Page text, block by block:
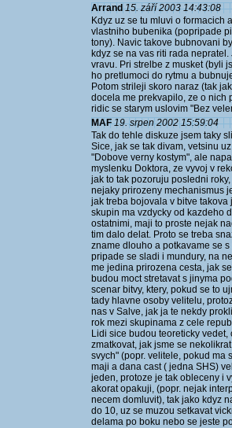
Arrand 15. září 2003 14:43:08
Kdyz uz se tu mluvi o formacich
vlastniho bubenika (popripade
tony). Navic takove bubnovani
kdyz se na vas riti rada
vravu. Pri strelbe z musket (byli
ho pretlumoci do rytmu a
Potom strileji skoro naraz (tak
docela me prekvapilo, ze o nich
ridic se starym uslovim "Bez
MAF 19. srpen 2002 15:59:04
Tak do tehle diskuze jsem taky
Sice, jak se tak divam, vetsinu
"Dobove verny kostym", ale
myslenku Doktora, ze vyvoj v
jak to tak pozoruju posledni
nejaky prirozeny mechanismus
jak treba bojovala v bitve takova
skupin ma vzdycky od kazdeho
ostatnimi, maji to proste nejak
tim dalo delat. Proto se treba
zname dlouho a potkavame se
pripade se sladi i mundury, na
me jedina prirozena cesta, jak
budou moct stretavat s jinyma
scenar bitvy, ktery, pokud se to
tady hlavne osoby velitelu,
nas v Salve, jak ja te nekdy
rok mezi skupinama z cele
Lidi sice budou teoreticky
zmatkovat, jak jsme se
svych" (popr. velitele, pokud ma
maji a dana cast ( jedna SHS)
jeden, protoze je tak obleceny i
akorat opakuji, (popr. nejak
necem domluvit), tak jako kdyz
do 10, uz se muzou setkavat
delama po boku nebo se jeste